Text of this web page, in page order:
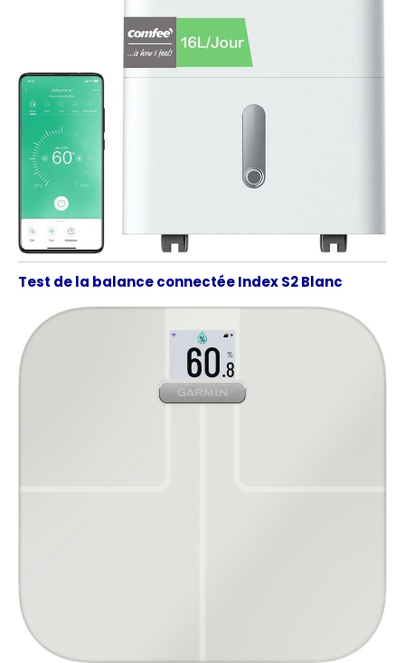
Test de la balance connectée Index S2 Blanc